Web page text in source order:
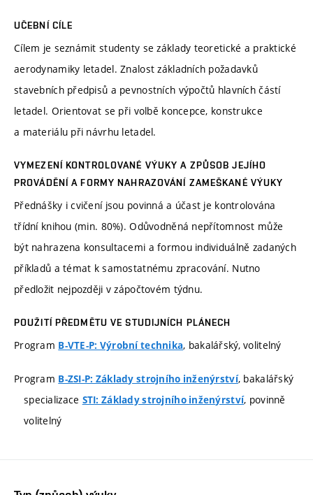
UČEBNÍ CÍLE
Cílem je seznámit studenty se základy teoretické a praktické
aerodynamiky letadel. Znalost základních požadavků
stavebních předpisů a pevnostních výpočtů hlavních částí
letadel. Orientovat se při volbě koncepce, konstrukce
a materiálu při návrhu letadel.
VYMEZENÍ KONTROLOVANÉ VÝUKY A ZPŮSOB JEJÍHO
PROVÁDĚNÍ A FORMY NAHRAZOVÁNÍ ZAMEŠKANÉ VÝUKY
Přednášky i cvičení jsou povinná a účast je kontrolována
třídní knihou (min. 80%). Odůvodněná nepřítomnost může
být nahrazena konsultacemi a formou individuálně zadaných
příkladů a témat k samostatnému zpracování. Nutno
předložit nejpozději v zápočtovém týdnu.
POUŽITÍ PŘEDMĚTU VE STUDIJNÍCH PLÁNECH
Program B-VTE-P: Výrobní technika, bakalářský, volitelný
Program B-ZSI-P: Základy strojního inženýrství, bakalářský
specializace STI: Základy strojního inženýrství, povinně
volitelný